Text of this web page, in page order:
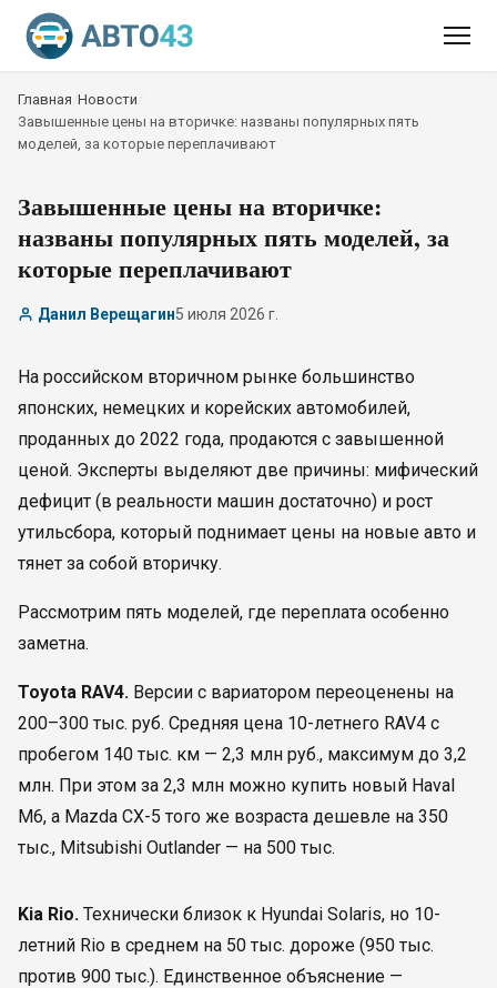
Главная Новости
Завышенные цены на вторичке: названы популярных пять
моделей, за которые переплачивают
Завышенные цены на вторичке:
названы популярных пять моделей, за
которые переплачивают
Данил Верещагин5 июля 2026 г.
На российском вторичном рынке большинство
японских, немецких и корейских автомобилей,
проданных до 2022 года, продаются с завышенной
ценой. Эксперты выделяют две причины: мифический
дефицит (в реальности машин достаточно) и рост
утильсбора, который поднимает цены на новые авто и
тянет за собой вторичку.
Рассмотрим пять моделей, где переплата особенно
заметна.
Toyota RAV4. Версии с вариатором переоценены на
200–300 тыс. руб. Средняя цена 10-летнего RAV4 с
пробегом 140 тыс. км — 2,3 млн руб., максимум до 3,2
млн. При этом за 2,3 млн можно купить новый Haval
M6, а Mazda CX-5 того же возраста дешевле на 350
тыс., Mitsubishi Outlander — на 500 тыс.
Kia Rio. Технически близок к Hyundai Solaris, но 10-
летний Rio в среднем на 50 тыс. дороже (950 тыс.
против 900 тыс.). Единственное объяснение —